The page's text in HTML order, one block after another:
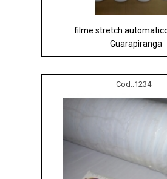
filme stretch
Guarapiranga
Cod.:1234